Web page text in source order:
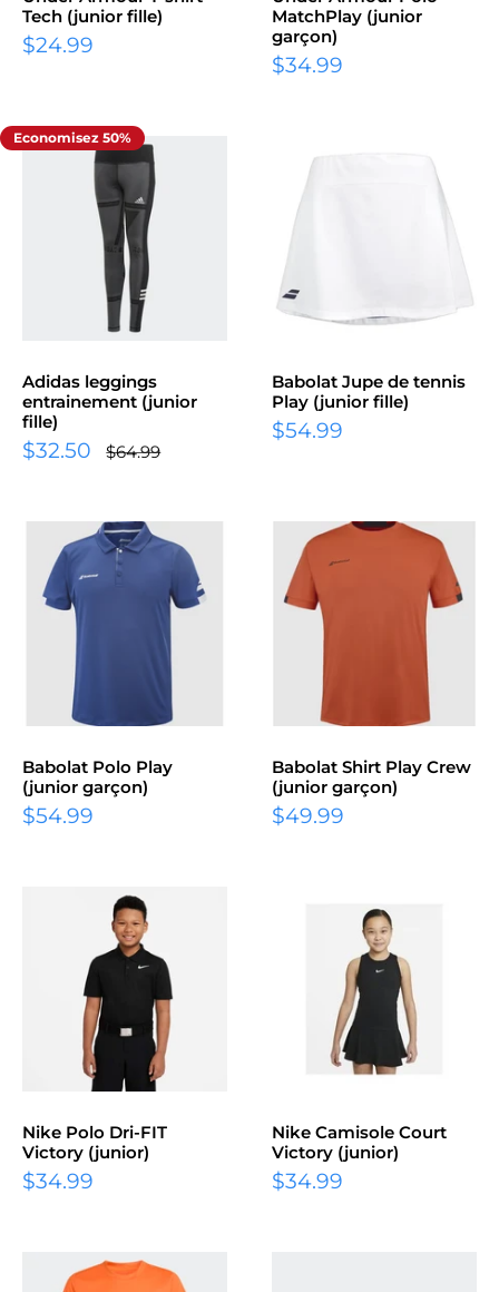
Tech (junior fille)
Prix
$24.99
MatchPlay (junior
garçon)
Prix
$34.99
Economisez 50%
Adidas leggings
entrainement (junior
fille)
Prix
$32.50 Prix
normal
$64.99
Babolat Jupe de tennis
Play (junior fille)
Prix
$54.99
Babolat Polo Play
(junior garçon)
Prix
$54.99
Babolat Shirt Play Crew
(junior garçon)
Prix
$49.99
Nike Polo Dri-FIT
Victory (junior)
Prix
$34.99
Nike Camisole Court
Victory (junior)
Prix
$34.99